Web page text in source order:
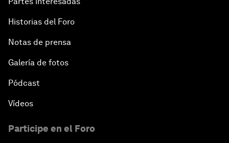
Historias del Foro
Notas de prensa
Galería de fotos
Pódcast
Vídeos
Participe en el Foro